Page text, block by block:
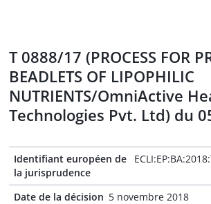
T 0888/17 (PROCESS FOR
BEADLETS OF LIPOPHILIC
NUTRIENTS/OmniActive
Technologies Pvt. Ltd) du
Identifiant européen de
la jurisprudence
Date de la décision 5 novembre 2018